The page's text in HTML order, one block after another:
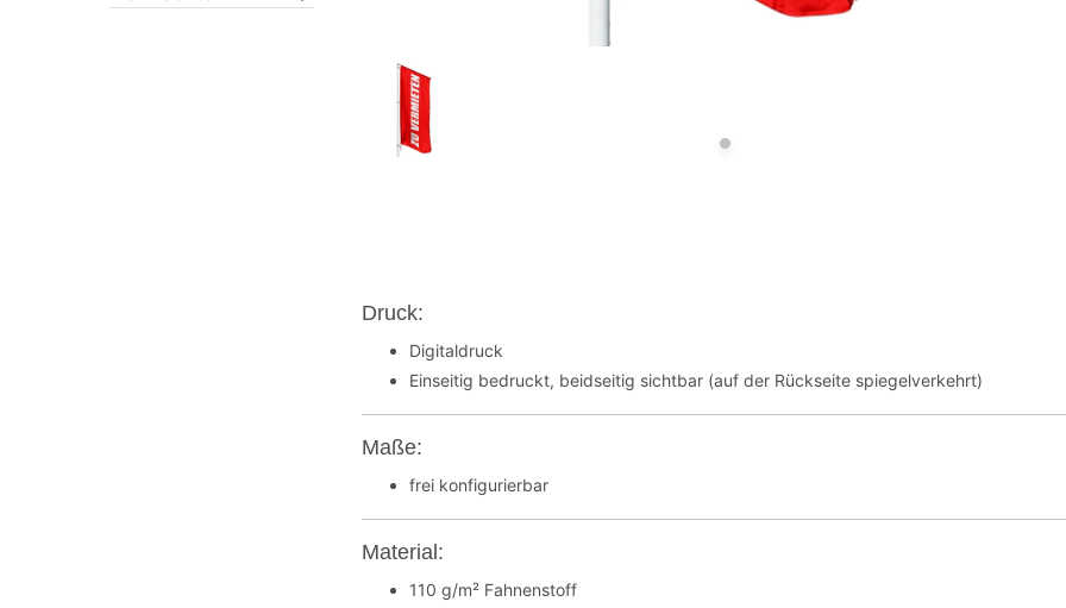
Druck:
Digitaldruck
Einseitig bedruckt, beidseitig sichtbar (auf der Rückseite spiegelverkehrt)
Maße:
frei konfigurierbar
Material:
110 g/m² Fahnenstoff